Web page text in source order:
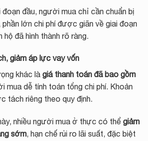
đầu, người mua chỉ cần chuẩn bị
phần lớn chi phí được giãn về giai đoạn
hộ đã hình thành rõ ràng.
giảm áp lực vay vốn
khác là giá thanh toán đã bao gồm
mua dễ tính toán tổng chi phí. Khoản
tách riêng theo quy định.
nhiều người mua ở thực có thể giảm
sớm, hạn chế rủi ro lãi suất, đặc biệt